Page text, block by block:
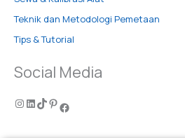
Teknik dan Metodologi Pemetaan
Tips & Tutorial
Social Media